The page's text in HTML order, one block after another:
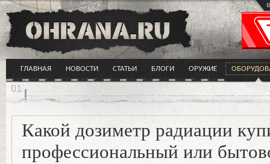
ГЛАВНАЯ НОВОСТИ СТАТЬИ БЛОГИ ОРУЖИЕ
Какой дозиметр радиации
профессиональный или